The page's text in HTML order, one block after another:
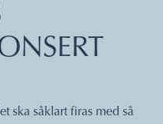
ska såklart firas med så